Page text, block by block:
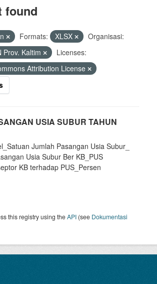
found
Formats: XLSX
Organisasi:
Prov. Kaltim
Licenses:
Attribution License
USIA SUBUR TAHUN
Jumlah Pasangan Usia Subur_
Usia Subur Ber KB_PUS
KB terhadap PUS_Persen
this registry using theAPI (see Dokumentasi